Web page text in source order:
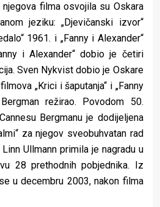
filma osvojila su Oskara
jeziku: „Djevičanski izvor“
1961. i „Fanny i Alexander“
i Alexander“ dobio je četiri
Sven Nykvist dobio je Oskare
„Krici i šaputanja“ i „Fanny
režirao. Povodom 50.
Bergmanu je dodijeljena
za njegov sveobuhvatan rad
Ullmann primila je nagradu u
28 prethodnih pobjednika. Iz
u decembru 2003, nakon filma